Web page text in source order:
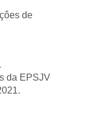
de
da EPSJV